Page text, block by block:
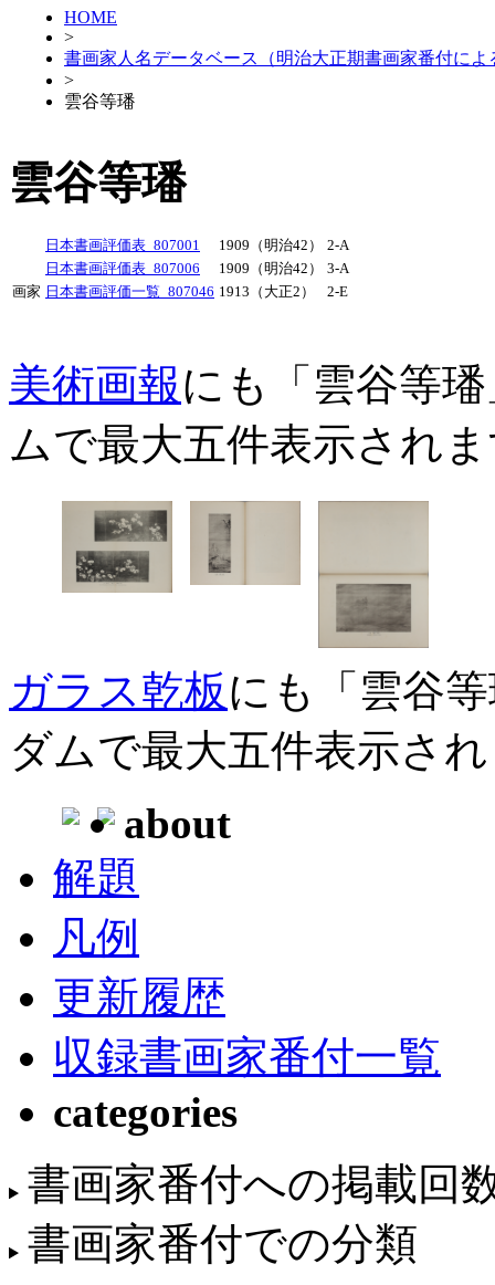
HOME
>
書画家人名データベース（明治大正期書画家番付によ
>
雲谷等璠
雲谷等璠
日本書画評価表_807001 1909（明治42）
2-A
日本書画評価表_807006
1909（明治42）
3-A
画家 日本書画評価一覧_807046 1913（大正2） 2-E
美術画報にも「雲谷等
ムで最大五件表示され
ガラス乾板にも「雲谷
ダムで最大五件表示さ
about
解題
凡例
更新履歴
収録書画家番付一覧
categories
書画家番付への掲載回
書画家番付での分類